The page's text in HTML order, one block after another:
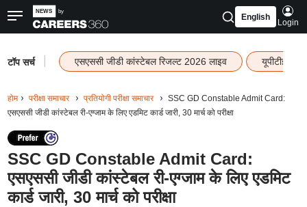
English
Login
टॉप सर्च एसएससी जीडी कांस्टेबल रिजल्ट 2026 लाइव यूपीटीईटी
होम परीक्षा समाचार प्रतियोगी परीक्षा समाचार
SSC GD Constable Admit Card:
एसएससी जीडी कांस्टेबल री-एग्जाम के लिए एडमिट कार्ड जारी, 30 मार्च को परीक्षा
SSC GD Constable Admit Card:
एसएससी जीडी कांस्टेबल री-एग्जाम के लिए एडमिट
कार्ड जारी, 30 मार्च को परीक्षा